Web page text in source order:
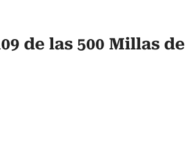
de las 500 Millas de